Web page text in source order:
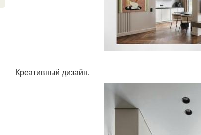
Креативный дизайн.